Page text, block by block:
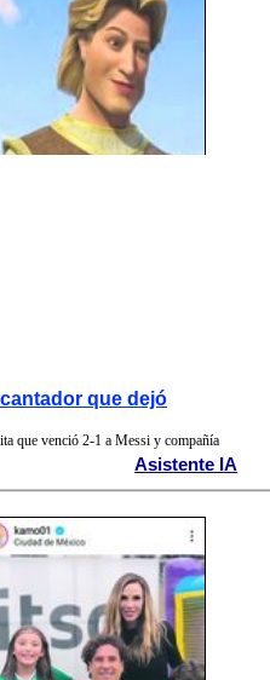
que dejó
que venció 2-1 a Messi y compañía
Asistente IA